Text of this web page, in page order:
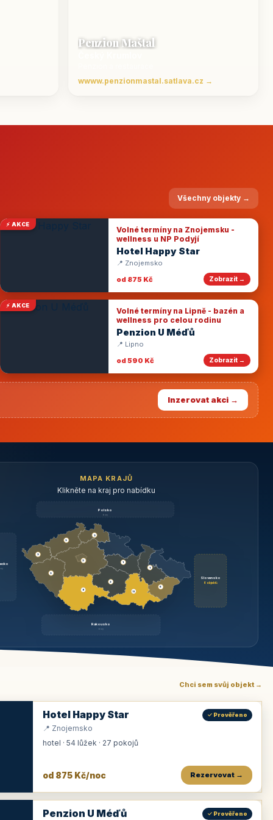
Penzion Maštal
wwww.penzionmastal.satlava.cz →
Všechny objekty →
⚡ AKCE
Volné termíny na Znojemsku -
wellness u NP Podyjí
Hotel Happy Star
📍 Znojemsko
od 875 Kč
Zobrazit →
⚡ AKCE
Volné termíny na Lipně - bazén a
wellness pro celou rodinu
Penzion U Méďů
📍 Lipno
od 590 Kč
Zobrazit →
Inzerovat akci →
MAPA KRAJŮ
Klikněte na kraj pro nabídku
Polsko
brzy
Slovensko
6 objektů
Rakousko
brzy
3
9
3
3
3
3
1
2
11
1
6
Chci sem svůj objekt →
Hotel Happy Star ✓ Prověřeno
📍 Znojemsko
hotel · 54 lůžek · 27 pokojů
od 875 Kč/noc Rezervovat →
Penzion U Méďů ✓ Prověřeno